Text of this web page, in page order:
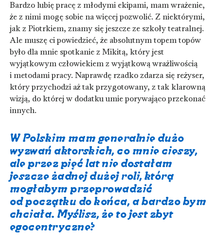
Bardzo lubię pracę z młodymi ekipami, mam wrażenie,
że z nimi mogę sobie na więcej pozwolić. Z niektórymi,
jak z Piotrkiem, znamy się jeszcze ze szkoły teatralnej.
Ale muszę ci powiedzieć, że absolutnym topem topów
było dla mnie spotkanie z Mikitą, który jest
wyjątkowym człowiekiem z wyjątkową wrażliwością
i metodami pracy. Naprawdę rzadko zdarza się reżyser,
który przychodzi aż tak przygotowany, z tak klarowną
wizją, do której w dodatku umie porywająco przekonać
innych.
W Polskim mam generalnie dużo
wyzwań aktorskich, co mnie cieszy,
ale przez pięć lat nie dostałam
jeszcze żadnej dużej roli, którą
mogłabym przeprowadzić
od początku do końca, a bardzo bym
chciała. Myślisz, że to jest zbyt
egocentryczne?